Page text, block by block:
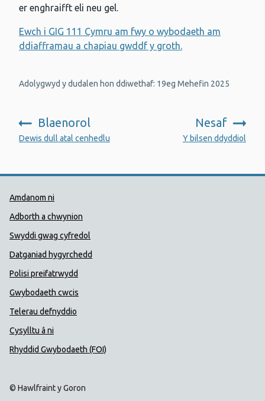
er enghraifft eli neu gel.
Ewch i GIG 111 Cymru am fwy o wybodaeth am
ddiafframau a chapiau gwddf y groth.
Adolygwyd y dudalen hon ddiwethaf: 19eg Mehefin 2025
Blaenorol
:
Dewis dull atal cenhedlu
Nesaf
Y bilsen ddyddiol
Dolenni Cymorth Iechyd
Amdanom ni
Adborth a chwynion
Swyddi gwag cyfredol
Datganiad hygyrchedd
Polisi preifatrwydd
Gwybodaeth cwcis
Telerau defnyddio
Cysylltu â ni
Rhyddid Gwybodaeth (FOI)
© Hawlfraint y Goron